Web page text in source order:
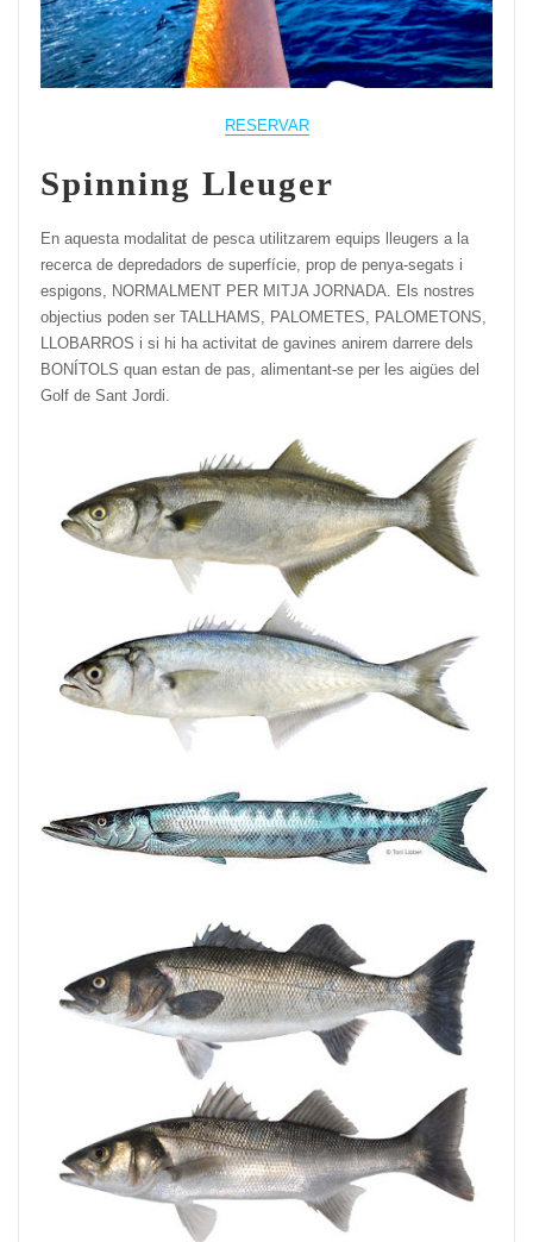
RESERVAR
Spinning Lleuger
En aquesta modalitat de pesca utilitzarem equips lleugers a la
recerca de depredadors de superfície, prop de penya-segats i
espigons, NORMALMENT PER MITJA JORNADA. Els nostres
objectius poden ser TALLHAMS, PALOMETES, PALOMETONS,
LLOBARROS i si hi ha activitat de gavines anirem darrere dels
BONÍTOLS quan estan de pas, alimentant-se per les aigües del
Golf de Sant Jordi.